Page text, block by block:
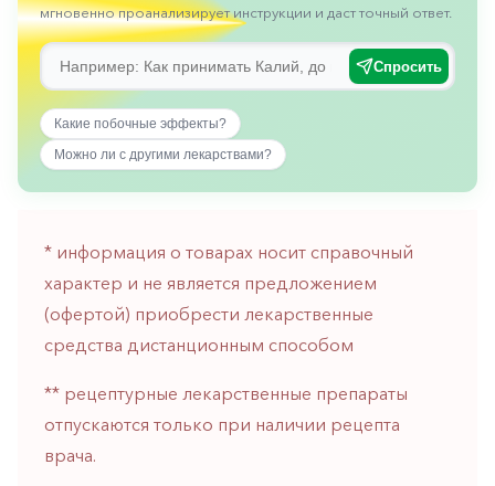
Тромбозы
Урология
Ухо-
горло-
нос
Хирургия
железа
мгновенно проанализирует инструкции и даст точный ответ.
Спросить
Какие побочные эффекты?
Можно ли с другими лекарствами?
* информация о товарах носит справочный
характер и не является предложением
(офертой) приобрести лекарственные
средства дистанционным способом
** рецептурные лекарственные препараты
отпускаются только при наличии рецепта
врача.